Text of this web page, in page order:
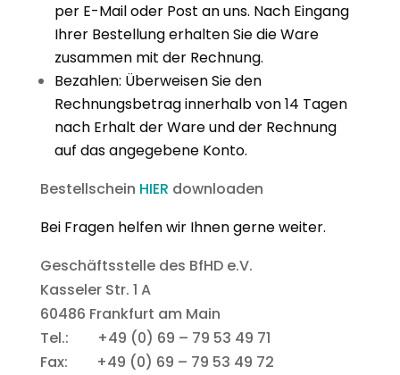
per E-Mail oder Post an uns. Nach Eingang
Ihrer Bestellung erhalten Sie die Ware
zusammen mit der Rechnung.
Bezahlen: Überweisen Sie den
Rechnungsbetrag innerhalb von 14 Tagen
nach Erhalt der Ware und der Rechnung
auf das angegebene Konto.
Bestellschein HIER downloaden
Bei Fragen helfen wir Ihnen gerne weiter.
Geschäftsstelle des BfHD e.V.
Kasseler Str. 1 A
60486 Frankfurt am Main
Tel.: +49 (0) 69 – 79 53 49 71
Fax: +49 (0) 69 – 79 53 49 72